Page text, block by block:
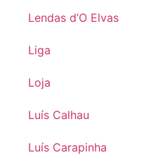
Lendas d’O Elvas
Liga
Loja
Luís Calhau
Luís Carapinha